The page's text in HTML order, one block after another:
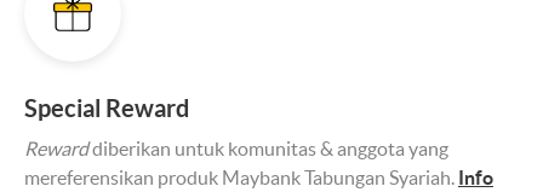
Special Reward
Rewarddiberikan untuk komunitas & anggota yang
mereferensikan produk Maybank Tabungan Syariah. Info